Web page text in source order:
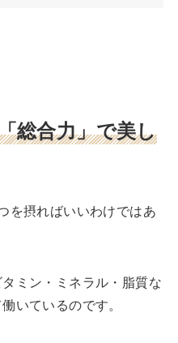
総合力」で美し
を摂ればいいわけではあ
ミン・ミネラル・脂質な
いているのです。